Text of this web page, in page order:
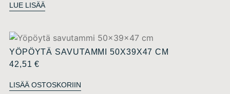
LUE LISÄÄ
YÖPÖYTÄ SAVUTAMMI 50X39X47 CM
42,51€
LISÄÄ OSTOSKORIIN